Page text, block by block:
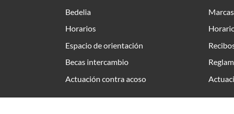
Bedelia
Horarios
Espacio de orientación
Becas intercambio
Actuación contra acoso